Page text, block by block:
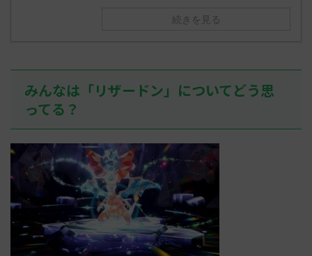
続きを見る
みんなは「リザードン」についてどう思
ってる？